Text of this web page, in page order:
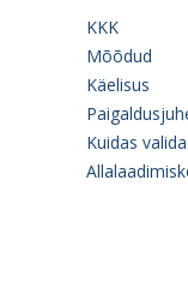
KKK
Mõõdud
Käelisus
Kuidas